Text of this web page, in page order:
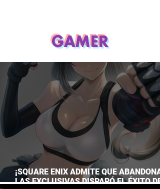
GAMER
¡SQUARE ENIX ADMITE QUE
LAS EXCLUSIVAS DISPARÓ EL ÉXITO DE